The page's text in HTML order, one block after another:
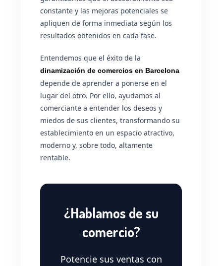
constante y las mejoras potenciales se
apliquen de forma inmediata según los
resultados obtenidos en cada fase.
Entendemos que el éxito de la
dinamización de comercios en Barcelona
depende de aprender a ponerse en el
lugar del otro. Por ello, ayudamos al
comerciante a entender los deseos y
miedos de sus clientes, transformando su
establecimiento en un espacio atractivo,
moderno y, sobre todo, altamente
rentable.
¿Hablamos de su
comercio?
Potencie sus ventas con